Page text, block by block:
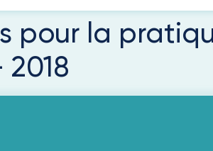
pour la